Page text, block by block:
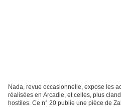
Nada, revue occasionnelle, expose les
réalisées en Arcadie, et celles, plus
hostiles. Ce n° 20 publie une pièce de